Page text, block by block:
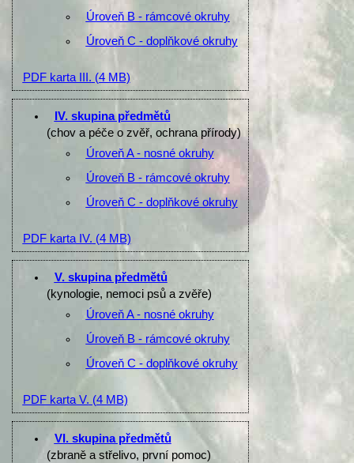
Úroveň B - rámcové okruhy
Úroveň C - doplňkové okruhy
PDF karta III. (4 MB)
IV. skupina předmětů
(chov a péče o zvěř, ochrana přírody)
Úroveň A - nosné okruhy
Úroveň B - rámcové okruhy
Úroveň C - doplňkové okruhy
PDF karta IV. (4 MB)
V. skupina předmětů
(kynologie, nemoci psů a zvěře)
Úroveň A - nosné okruhy
Úroveň B - rámcové okruhy
Úroveň C - doplňkové okruhy
PDF karta V. (4 MB)
VI. skupina předmětů
(zbraně a střelivo, první pomoc)